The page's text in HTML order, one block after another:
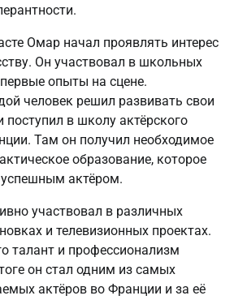
Омар начал проявлять интерес
Он участвовал в школьных
опыты на сцене.
человек решил развивать свои
поступил в школу актёрского
Там он получил необходимое
образование, которое
актёром.
участвовал в различных
и телевизионных проектах.
талант и профессионализм
он стал одним из самых
актёров во Франции и за её